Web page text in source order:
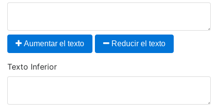
Aumentar el texto Reducir el texto
Texto Inferior